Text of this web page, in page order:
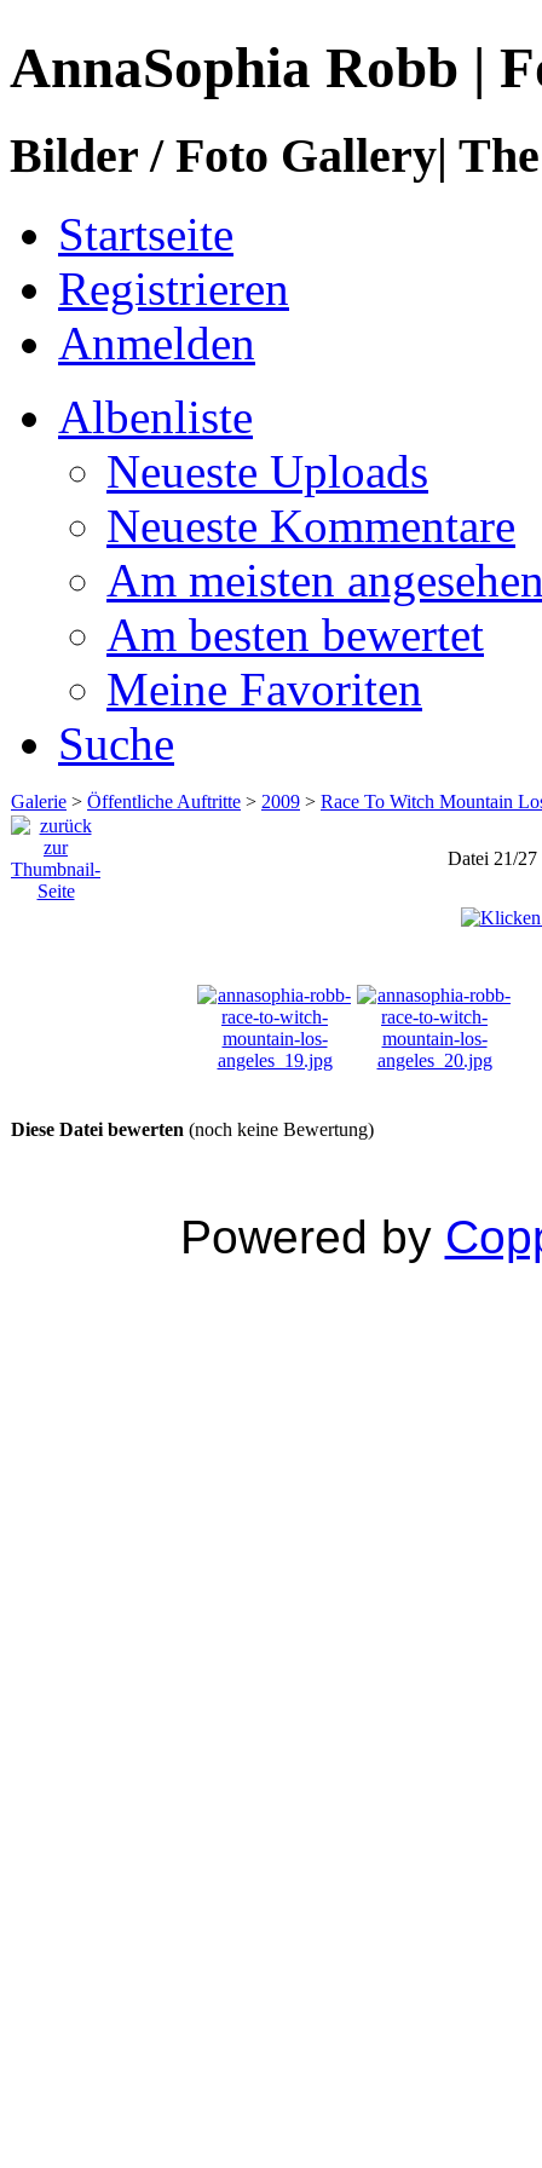
AnnaSophia Robb |
Bilder / Foto Gallery|
Startseite
Registrieren
Anmelden
Albenliste
Neueste Uploads
Neueste Kommentare
Am meisten
Am besten bewertet
Meine Favoriten
Suche
Galerie > Öffentliche Auftritte > 2009 > Race To Witch Mountain
Datei 21/27
Diese Datei bewerten (noch keine Bewertung)
Powered by